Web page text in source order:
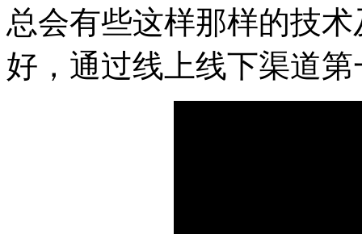
总会有些这样那样的技
好，通过线上线下渠道